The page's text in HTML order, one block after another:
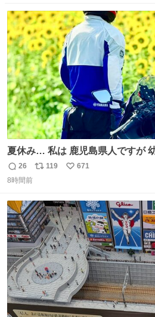
ト
数
数
夏休み… 私は 鹿児島県人ですが 幼い頃は 夏休みになると
母の郷… 山梨へ遊びに行くのが楽しみでし
ヶ月近く泊まって … … 今の私は 医療従事者 お盆休み？ﾅﾆ
景 淡い記憶 そんな思い出の
返
信
26
リ
ト
数
119
い
数
671
8時間前